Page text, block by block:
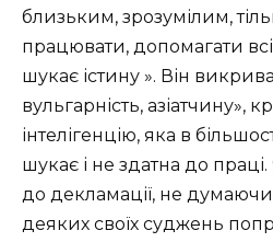
близьким, зрозумілим,
працювати, допомагати
шукає істину ». Він
вульгарність, азіатчину»,
інтелігенцію, яка в
шукає і не здатна до
до декламації, не
деяких своїх суджень